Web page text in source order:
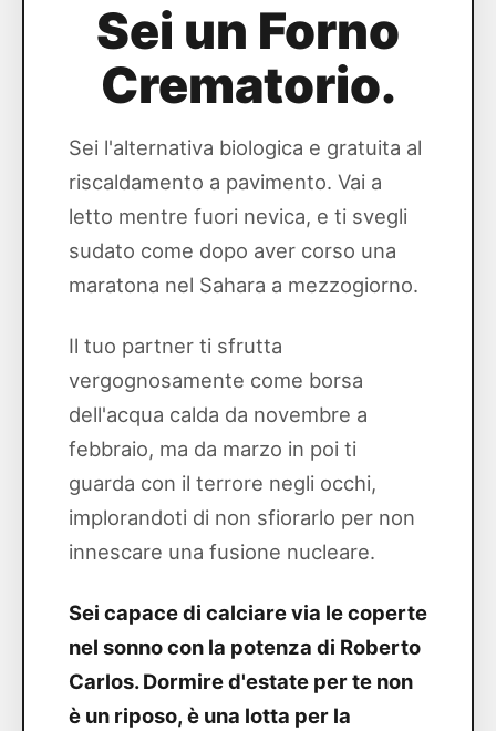
Sei un Forno
Crematorio.
Sei l'alternativa biologica e gratuita al
riscaldamento a pavimento. Vai a
letto mentre fuori nevica, e ti svegli
sudato come dopo aver corso una
maratona nel Sahara a mezzogiorno.
Il tuo partner ti sfrutta
vergognosamente come borsa
dell'acqua calda da novembre a
febbraio, ma da marzo in poi ti
guarda con il terrore negli occhi,
implorandoti di non sfiorarlo per non
innescare una fusione nucleare.
Sei capace di calciare via le coperte
nel sonno con la potenza di Roberto
Carlos. Dormire d'estate per te non
è un riposo, è una lotta per la